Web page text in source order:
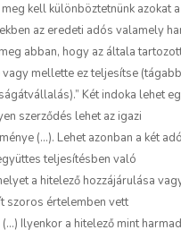
kell különböztetnünk azokat a
az eredeti adós valamely
abban, hogy az általa
mellette ez teljesítse (tágabb
Két indoka lehet
szerződés lehet az igazi
(…). Lehet azonban a két
teljesítésben való
a hitelező hozzájárulása
szoros értelemben vett
Ilyenkor a hitelező mint